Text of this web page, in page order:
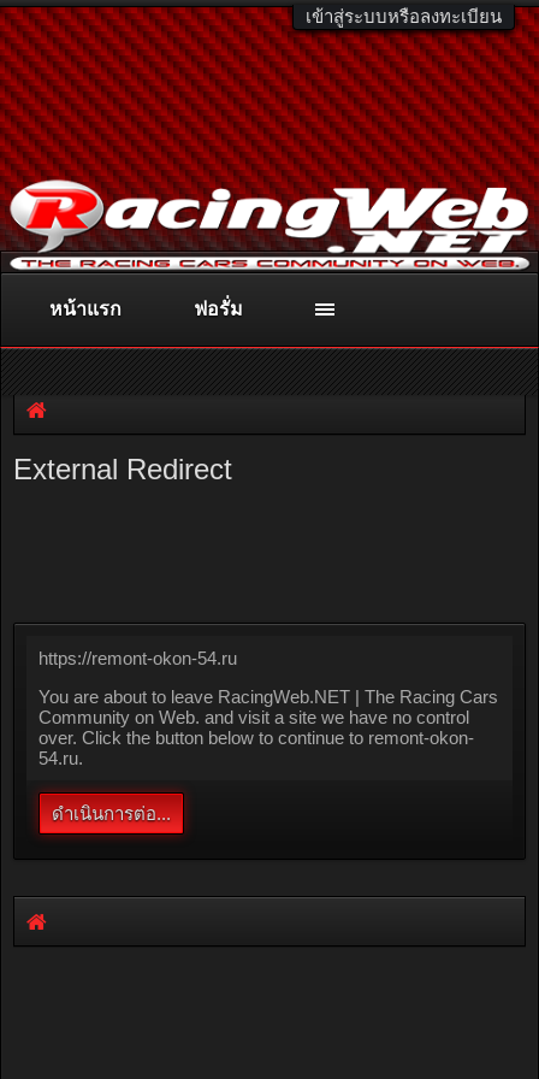
เข้าสู่ระบบหรือลงทะเบียน
ติดต่อลงโฆษณา racingweb@gmail.comหรือโทร. 081-811-1138
หรืออ่านรายละเอียดเพิ่มเติม คลิกที่นี่
External Redirect
https://remont-okon-54.ru
You are about to leave RacingWeb.NET | The Racing Cars
Community on Web. and visit a site we have no control
over. Click the button below to continue to remont-okon-
54.ru.
ดำเนินการต่อ...
หน้าแรก ฟอรั่ม